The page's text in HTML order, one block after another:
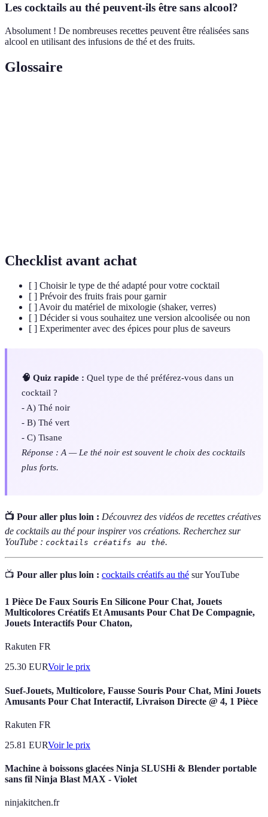
Les cocktails au thé peuvent-ils être sans alcool?
Absolument ! De nombreuses recettes peuvent être réalisées sans
alcool en utilisant des infusions de thé et des fruits.
Glossaire
Checklist avant achat
[ ] Choisir le type de thé adapté pour votre cocktail
[ ] Prévoir des fruits frais pour garnir
[ ] Avoir du matériel de mixologie (shaker, verres)
[ ] Décider si vous souhaitez une version alcoolisée ou non
[ ] Experimenter avec des épices pour plus de saveurs
🧠 Quiz rapide : Quel type de thé préférez-vous dans un
cocktail ?
- A) Thé noir
- B) Thé vert
- C) Tisane
Réponse : A — Le thé noir est souvent le choix des cocktails
plus forts.
📺 Pour aller plus loin : Découvrez des vidéos de recettes créatives
de cocktails au thé pour inspirer vos créations. Recherchez sur
YouTube : cocktails créatifs au thé.
📺 Pour aller plus loin : cocktails créatifs au thé sur YouTube
1 Pièce De Faux Souris En Silicone Pour Chat, Jouets
Multicolores Créatifs Et Amusants Pour Chat De Compagnie,
Jouets Interactifs Pour Chaton,
Rakuten FR
25.30 EURVoir le prix
Suef-Jouets, Multicolore, Fausse Souris Pour Chat, Mini Jouets
Amusants Pour Chat Interactif, Livraison Directe @ 4, 1 Pièce
Rakuten FR
25.81 EURVoir le prix
Machine à boissons glacées Ninja SLUSHi & Blender portable
sans fil Ninja Blast MAX - Violet
ninjakitchen.fr